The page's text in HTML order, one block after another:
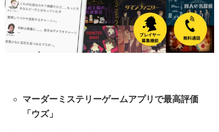
マーダーミステリーゲームアプリで最高評価
「ウズ」